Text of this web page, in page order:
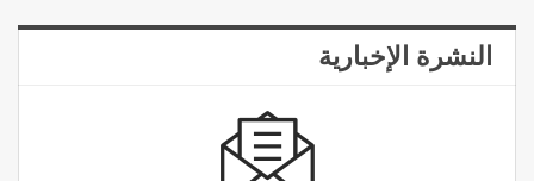
النشرة الإخبارية